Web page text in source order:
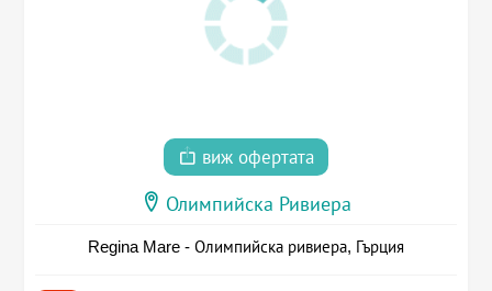
виж офертата
Олимпийска Ривиера
Regina Mare - Олимпийска ривиера, Гърция